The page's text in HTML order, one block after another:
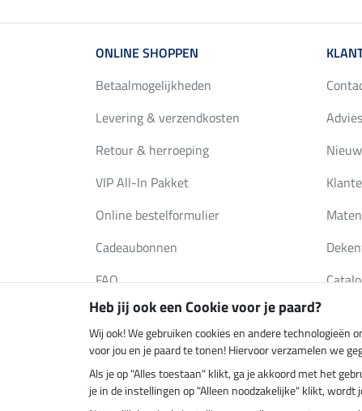
ONLINE SHOPPEN
Betaalmogelijkheden
Levering & verzendkosten
Retour & herroeping
VIP All-In Pakket
Online bestelformulier
Cadeaubonnen
FAQ
Klimaatneutrale shop
Heb jij ook een Cookie voor je paard?
Wij ook! We gebruiken cookies en andere
voor jou en je paard te tonen! Hiervoor verzamelen we
Als je op "Alles toestaan" klikt, ga je akkoord met het
je in de instellingen op "Alleen noodzakelijke" klikt,